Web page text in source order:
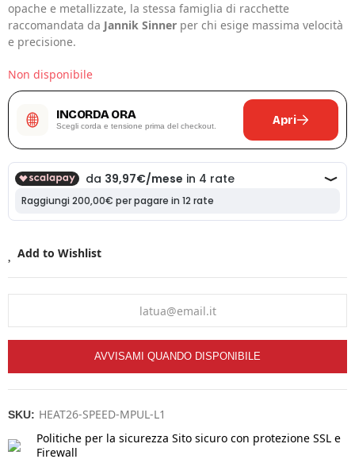
opache e metallizzate, la stessa famiglia di racchette
raccomandata da Jannik Sinner per chi esige massima velocità
e precisione.
Non disponibile
INCORDA ORA
Scegli corda e tensione prima del checkout. Apri
Add to Wishlist
AVVISAMI QUANDO DISPONIBILE
SKU: HEAT26-SPEED-MPUL-L1
Politiche per la sicurezza Sito sicuro con protezione SSL e
Firewall